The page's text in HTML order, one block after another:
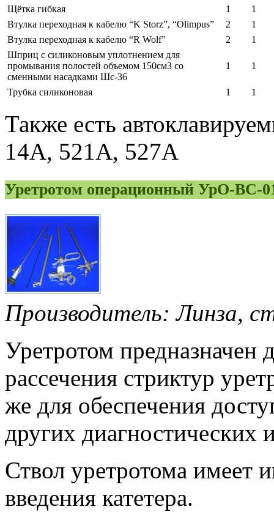
Щётка гибкая
1
1
Втулка переходная к кабелю “K Storz”, “Olimpus”
2
1
Втулка переходная к кабелю “R Wolf”
2
1
Шприц с силиконовым уплотнением для
промывания полостей объемом 150см3 со
сменными насадками Шс-36
1 1
Трубка силиконовая 1 1
Также есть
14А, 521А, 527А
Уретротом операционный УрО-ВС-
Производитель: Линза,
Уретротом предназначен
рассечения стриктур
же для обеспечения
других диагностических
Ствол уретротома имеет
введения катетера.